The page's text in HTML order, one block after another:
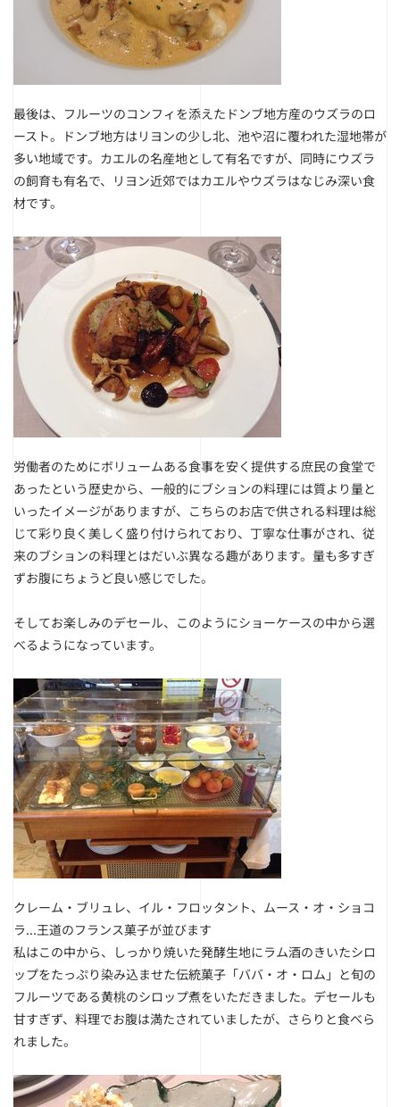
最後は、フルーツのコンフィを添えたドンブ地方産のウズラのロ
ースト。ドンブ地方はリヨンの少し北、池や沼に覆われた湿地帯が
多い地域です。カエルの名産地として有名ですが、同時にウズラ
の飼育も有名で、リヨン近郊ではカエルやウズラはなじみ深い食
材です。
労働者のためにボリュームある食事を安く提供する庶民の食堂で
あったという歴史から、一般的にブションの料理には質より量と
いったイメージがありますが、こちらのお店で供される料理は総
じて彩り良く美しく盛り付けられており、丁寧な仕事がされ、従
来のブションの料理とはだいぶ異なる趣があります。量も多すぎ
ずお腹にちょうど良い感じでした。
そしてお楽しみのデセール、このようにショーケースの中から選
べるようになっています。
クレーム・ブリュレ、イル・フロッタント、ムース・オ・ショコ
ラ...王道のフランス菓子が並びます
私はこの中から、しっかり焼いた発酵生地にラム酒のきいたシロ
ップをたっぷり染み込ませた伝統菓子「ババ・オ・ロム」と旬の
フルーツである黄桃のシロップ煮をいただきました。デセールも
甘すぎず、料理でお腹は満たされていましたが、さらりと食べら
れました。